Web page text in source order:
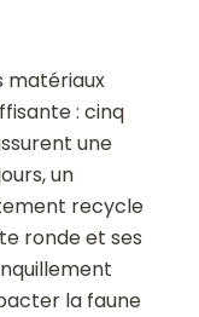
matériaux
: cinq
une
un
recycle
ronde et ses
la faune